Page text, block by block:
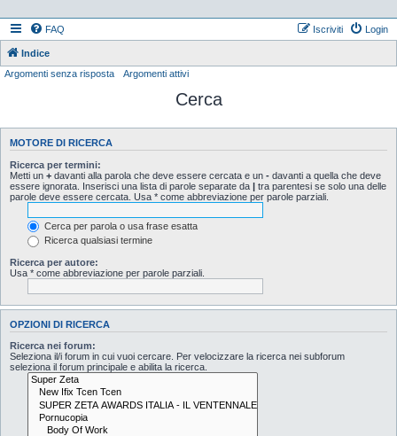
FAQ Login
Iscriviti
Indice
Argomenti senza risposta
Argomenti attivi
Cerca
MOTORE DI RICERCA
Ricerca per termini:
Metti un + davanti alla parola che deve essere cercata e un - davanti a quella che deve
essere ignorata. Inserisci una lista di parole separate da | tra parentesi se solo una delle
parole deve essere cercata. Usa * come abbreviazione per parole parziali.
Cerca per parola o usa frase esatta
Ricerca qualsiasi termine
Ricerca per autore:
Usa * come abbreviazione per parole parziali.
OPZIONI DI RICERCA
Ricerca nei forum:
Seleziona il/i forum in cui vuoi cercare. Per velocizzare la ricerca nei subforum
seleziona il forum principale e abilita la ricerca.